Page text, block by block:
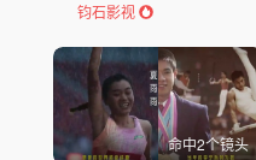
钧石影视
命中2个镜头